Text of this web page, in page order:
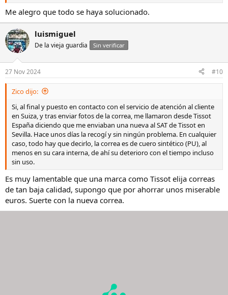
Me alegro que todo se haya solucionado.
luismiguel
De la vieja guardia Sin verificar
27 Nov 2024 #10
Zico dijo:
Si, al final y puesto en contacto con el servicio de atención al cliente
en Suiza, y tras enviar fotos de la correa, me llamaron desde Tissot
España diciendo que me enviaban una nueva al SAT de Tissot en
Sevilla. Hace unos días la recogí y sin ningún problema. En cualquier
caso, todo hay que decirlo, la correa es de cuero sintético (PU), al
menos en su cara interna, de ahí su deterioro con el tiempo incluso
sin uso.
Es muy lamentable que una marca como Tissot elija correas
de tan baja calidad, supongo que por ahorrar unos miserable
euros. Suerte con la nueva correa.